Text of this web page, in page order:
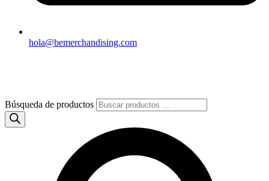
hola@bemerchandising.com
Búsqueda de productos